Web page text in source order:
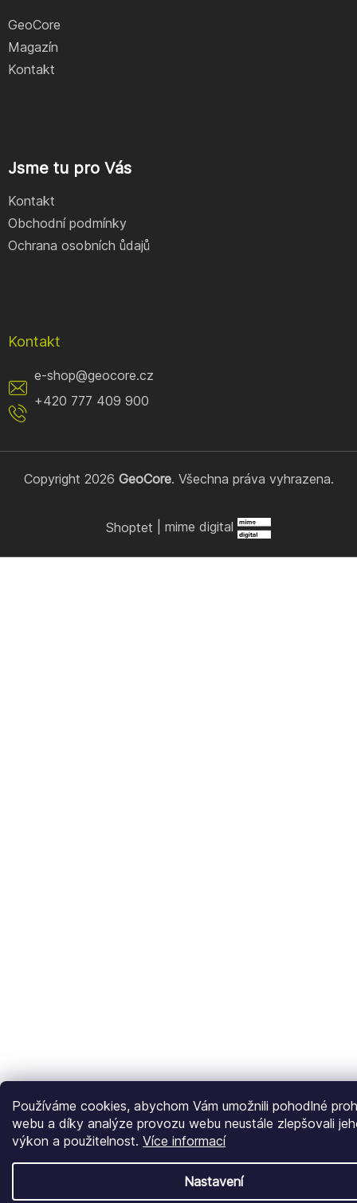
Používáme cookies, abychom Vám umožnili pohodlné
webu a díky analýze provozu webu neustále zlepšovali
výkon a použitelnost. Více informací
Nastavení
GeoCore
Magazín
Kontakt
Jsme tu pro Vás
Kontakt
Obchodní podmínky
Ochrana osobních ůdajů
Kontakt
e-shop@geocore.cz
+420 777 409 900
Shoptet mime digital
Copyright 2026 GeoCore. Všechna práva vyhrazena.